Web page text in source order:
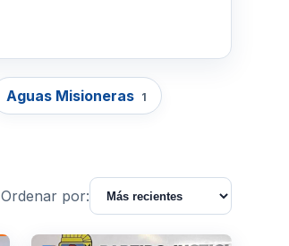
Aguas Misioneras 1
Ordenar por: